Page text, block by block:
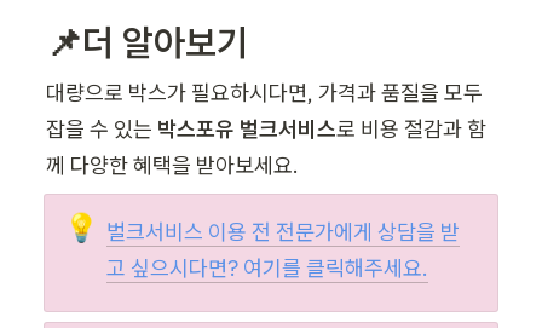
📌더 알아보기
대량으로 박스가 필요하시다면, 가격과 품질을 모두
잡을 수 있는 박스포유 벌크서비스로 비용 절감과 함
께 다양한 혜택을 받아보세요.
💡 벌크서비스 이용 전 전문가에게 상담을 받
고 싶으시다면? 여기를 클릭해주세요.